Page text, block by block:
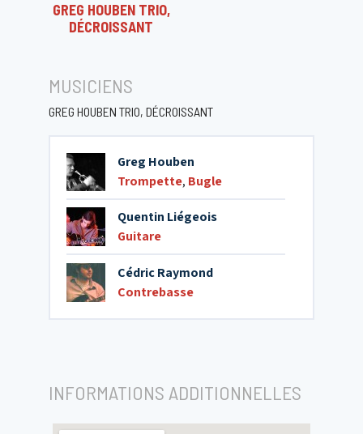
GREG HOUBEN TRIO,
DÉCROISSANT
MUSICIENS
GREG HOUBEN TRIO, DÉCROISSANT
Greg Houben
Trompette, Bugle
Quentin Liégeois
Guitare
Cédric Raymond
Contrebasse
INFORMATIONS ADDITIONNELLES